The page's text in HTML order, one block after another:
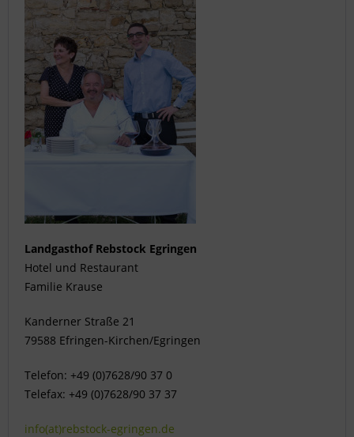
Landgasthof Rebstock Egringen
Hotel und Restaurant
Familie Krause
Kanderner Straße 21
79588 Efringen-Kirchen/Egringen
Telefon: +49 (0)7628/90 37 0
Telefax: +49 (0)7628/90 37 37
info(at)rebstock-egringen.de